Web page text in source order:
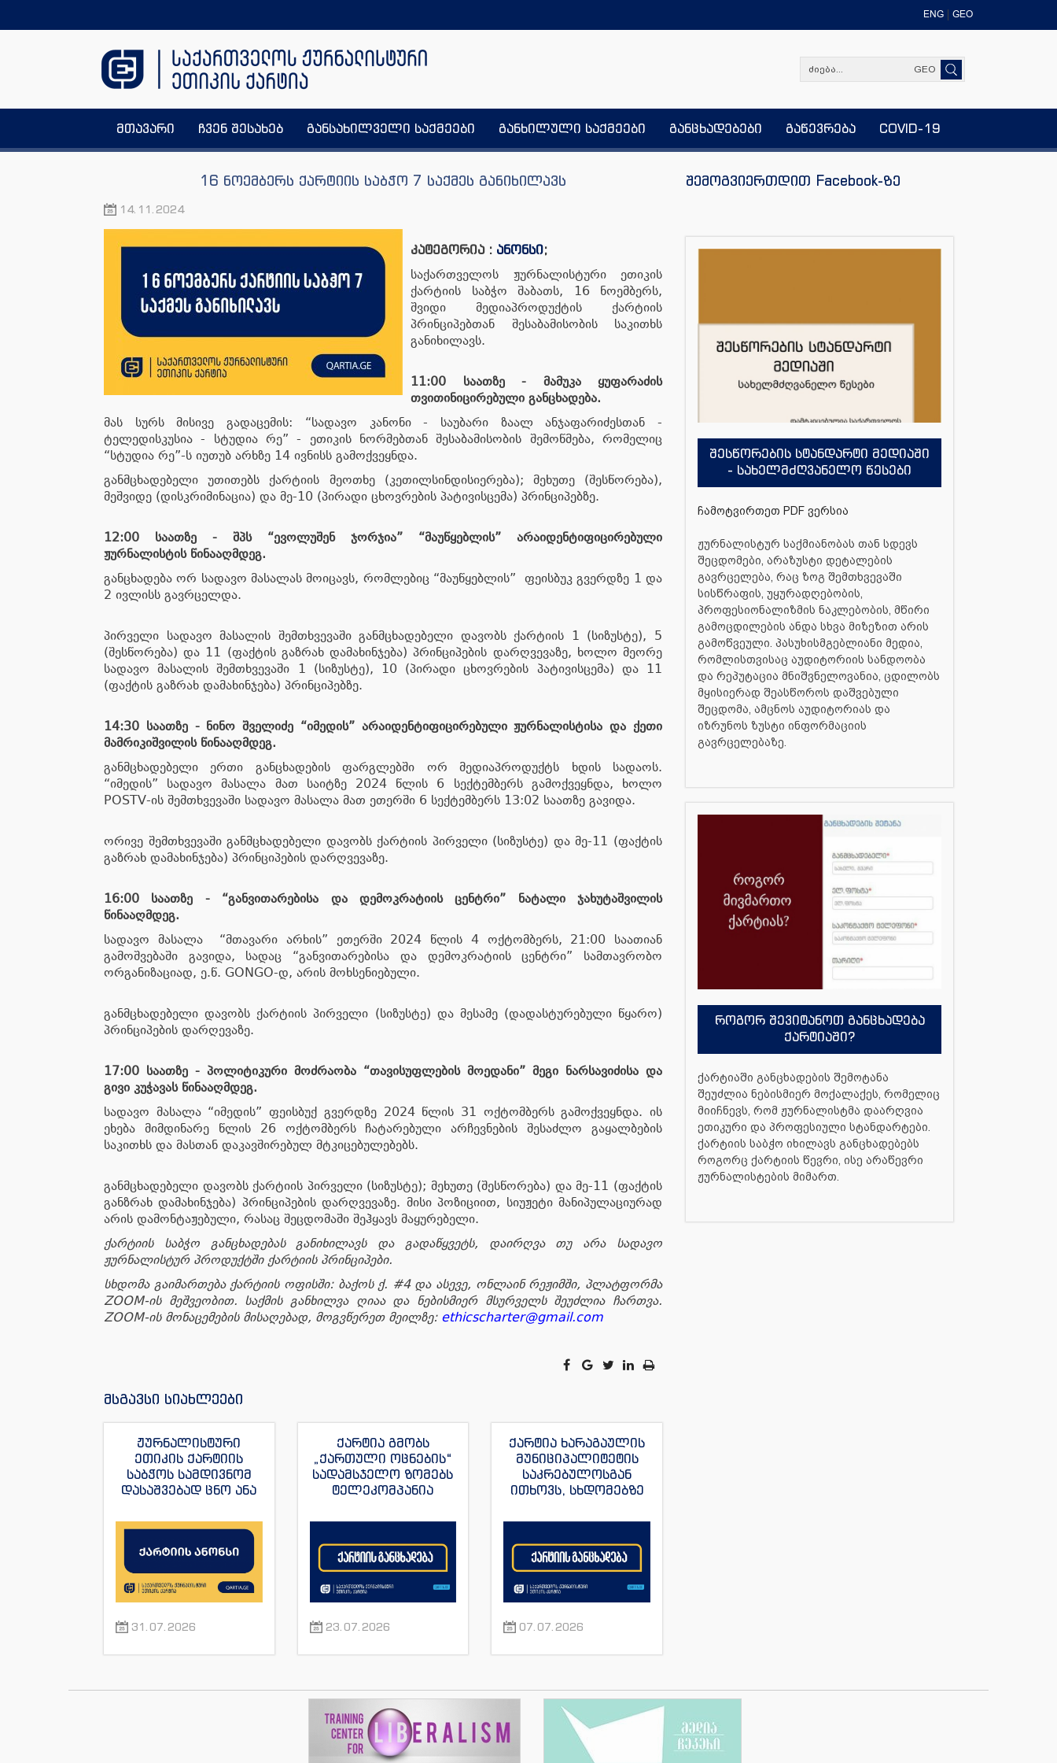
ENG GEO
GEO
მთავარი ჩვენ შესახებ განსახილველი საქმეები განხილული საქმეები განცხადებები გაწევრება COVID-19
16 ნოემბერს ქარტიის საბჭო 7 საქმეს განიხილავს
14.11.2024
კატეგორია : ანონსი;
საქართველოს ჟურნალისტური ეთიკის
ქარტიის საბჭო შაბათს, 16 ნოემბერს,
შვიდი მედიაპროდუქტის ქარტიის
პრინციპებთან შესაბამისობის საკითხს
განიხილავს.
11:00 საათზე - მამუკა ყუფარაძის
თვითინიცირებული განცხადება.
მას სურს მისივე გადაცემის: “სადავო კანონი - საუბარი ზაალ ანჯაფარიძესთან -
ტელედისკუსია - სტუდია რე” - ეთიკის ნორმებთან შესაბამისობის შემოწმება, რომელიც
“სტუდია რე”-ს იუთუბ არხზე 14 ივნისს გამოქვეყნდა.
განმცხადებელი უთითებს ქარტიის მეოთხე (კეთილსინდისიერება); მეხუთე (შესწორება),
მეშვიდე (დისკრიმინაცია) და მე-10 (პირადი ცხოვრების პატივისცემა) პრინციპებზე.
12:00 საათზე - შპს “ევოლუშენ ჯორჯია” “მაუწყებლის” არაიდენტიფიცირებული
ჟურნალისტის წინააღმდეგ.
განცხადება ორ სადავო მასალას მოიცავს, რომლებიც “მაუწყებლის” ფეისბუკ გვერდზე 1 და
2 ივლისს გავრცელდა.
პირველი სადავო მასალის შემთხვევაში განმცხადებელი დავობს ქარტიის 1 (სიზუსტე), 5
(შესწორება) და 11 (ფაქტის გაზრახ დამახინჯება) პრინციპების დარღვევაზე, ხოლო მეორე
სადავო მასალის შემთხვევაში 1 (სიზუსტე), 10 (პირადი ცხოვრების პატივისცემა) და 11
(ფაქტის გაზრახ დამახინჯება) პრინციპებზე.
14:30 საათზე - ნინო შველიძე “იმედის” არაიდენტიფიცირებული ჟურნალისტისა და ქეთი
მამრიკიშვილის წინააღმდეგ.
განმცხადებელი ერთი განცხადების ფარგლებში ორ მედიაპროდუქტს ხდის სადაოს.
“იმედის” სადავო მასალა მათ საიტზე 2024 წლის 6 სექტემბერს გამოქვეყნდა, ხოლო
POSTV-ის შემთხვევაში სადავო მასალა მათ ეთერში 6 სექტემბერს 13:02 საათზე გავიდა.
ორივე შემთხვევაში განმცხადებელი დავობს ქარტიის პირველი (სიზუსტე) და მე-11 (ფაქტის
გაზრახ დამახინჯება) პრინციპების დარღვევაზე.
16:00 საათზე - “განვითარებისა და დემოკრატიის ცენტრი” ნატალი ჯახუტაშვილის
წინააღმდეგ.
სადავო მასალა “მთავარი არხის” ეთერში 2024 წლის 4 ოქტომბერს, 21:00 საათიან
გამოშვებაში გავიდა, სადაც “განვითარებისა და დემოკრატიის ცენტრი” სამთავრობო
ორგანიზაციად, ე.წ. GONGO-დ, არის მოხსენიებული.
განმცხადებელი დავობს ქარტიის პირველი (სიზუსტე) და მესამე (დადასტურებული წყარო)
პრინციპების დარღევაზე.
17:00 საათზე - პოლიტიკური მოძრაობა “თავისუფლების მოედანი” მეგი ნარსავიძისა და
გივი კუჭავას წინააღმდეგ.
სადავო მასალა “იმედის” ფეისბუქ გვერდზე 2024 წლის 31 ოქტომბერს გამოქვეყნდა. ის
ეხება მიმდინარე წლის 26 ოქტომბერს ჩატარებული არჩევნების შესაძლო გაყალბების
საკითხს და მასთან დაკავშირებულ მტკიცებულებებს.
განმცხადებელი დავობს ქარტიის პირველი (სიზუსტე); მეხუთე (შესწორება) და მე-11 (ფაქტის
განზრახ დამახინჯება) პრინციპების დარღვევაზე. მისი პოზიციით, სიუჟეტი მანიპულაციურად
არის დამონტაჟებული, რასაც შეცდომაში შეჰყავს მაყურებელი.
ქარტიის საბჭო განცხადებას განიხილავს და გადაწყვეტს, დაირღვა თუ არა სადავო
ჟურნალისტურ პროდუქტში ქარტიის პრინციპები.
სხდომა გაიმართება ქარტიის ოფისში: ბაქოს ქ. #4 და ასევე, ონლაინ რეჟიმში, პლატფორმა
ZOOM-ის მეშვეობით. საქმის განხილვა ღიაა და ნებისმიერ მსურველს შეუძლია ჩართვა.
ZOOM-ის მონაცემების მისაღებად, მოგვწერეთ მეილზე: ethicscharter@gmail.com
მსგავსი სიახლეები
ჟურნალისტური
ეთიკის ქარტიის
საბჭოს სამდივნომ
დასაშვებად ცნო ანა
განცხადება “ტვ
ჟურნალისტის მაკა
ანდრონიკაშვილის
წინააღმდეგ.
31.07.2026
ქარტია გმობს
„ქართული ოცნების“
სადამსჯელო ზომებს
ტელეკომპანია
სანაიას და მისი სხვა
მიმართ
23.07.2026
ქარტია ხარაგაულის
მუნიციპალიტეტის
საკრებულოსგან
ითხოვს, სხდომებზე
ჟურნალისტებს
პირობები შეუქმნას
07.07.2026
შემოგვიერთდით Facebook-ზე
შესწორების სტანდარტი მედიაში
- სახელმძღვანელო წესები
ჩამოტვირთეთ PDF ვერსია
ჟურნალისტურ საქმიანობას თან სდევს
შეცდომები, არაზუსტი დეტალების
გავრცელება, რაც ზოგ შემთხვევაში
სისწრაფის, უყურადღებობის,
პროფესიონალიზმის ნაკლებობის, მწირი
გამოცდილების ანდა სხვა მიზეზით არის
გამოწვეული. პასუხისმგებლიანი მედია,
რომლისთვისაც აუდიტორიის სანდოობა
და რეპუტაცია მნიშვნელოვანია, ცდილობს
მყისიერად შეასწოროს დაშვებული
შეცდომა, ამცნოს აუდიტორიას და
იზრუნოს ზუსტი ინფორმაციის
გავრცელებაზე.
როგორ შევიტანოთ განცხადება
ქარტიაში?
ქარტიაში განცხადების შემოტანა
შეუძლია ნებისმიერ მოქალაქეს, რომელიც
მიიჩნევს, რომ ჟურნალისტმა დაარღვია
ეთიკური და პროფესიული სტანდარტები.
ქარტიის საბჭო იხილავს განცხადებებს
როგორც ქარტიის წევრი, ისე არაწევრი
ჟურნალისტების მიმართ.